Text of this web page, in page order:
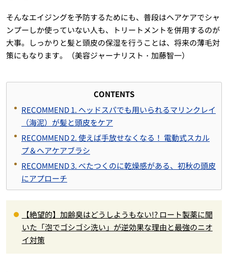
そんなエイジングを予防するためにも、普段はヘアケアでシャ
ンプーしか使っていない人も、トリートメントを併用するのが
大事。しっかりと髪と頭皮の保湿を行うことは、将来の薄毛対
策にもなります。（美容ジャーナリスト・加藤智一）
CONTENTS
RECOMMEND 1. ヘッドスパでも用いられるマリンクレイ
（海泥）が髪と頭皮をケア
RECOMMEND 2. 使えば手放せなくなる！ 電動式スカル
プ＆ヘアケアブラシ
RECOMMEND 3. べたつくのに乾燥感がある、初秋の頭皮
にアプローチ
【絶望的】加齢臭はどうしようもない!? ロート製薬に聞
いた「泡でゴシゴシ洗い」が逆効果な理由と最強のニオ
イ対策